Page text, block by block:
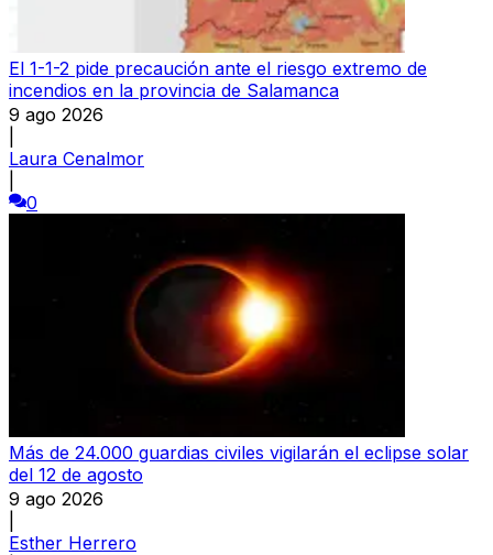
El 1-1-2 pide precaución ante el riesgo extremo de
incendios en la provincia de Salamanca
9 ago 2026
Laura Cenalmor
0
Más de 24.000 guardias civiles vigilarán el eclipse solar
del 12 de agosto
9 ago 2026
Esther Herrero